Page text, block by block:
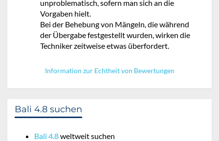
unproblematisch, sofern man sich an die
Vorgaben hielt.
Bei der Behebung von Mängeln, die während
der Übergabe festgestellt wurden, wirken die
Techniker zeitweise etwas überfordert.
Information zur Echtheit von Bewertungen
Bali 4.8 suchen
Bali 4.8weltweit suchen